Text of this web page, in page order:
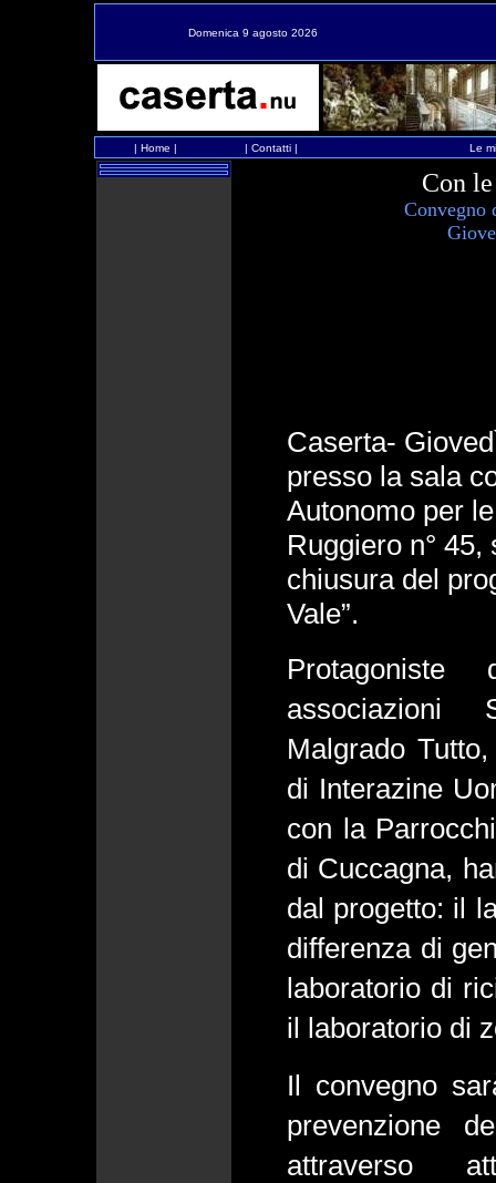
Domenica 9 agosto 2026
| Home | | Contatti| Le
Con
Convegno
Caserta-
presso la sala
Autonomo per
Ruggiero n°
chiusura del
Vale”.
Protagoniste
associazioni
Malgrado
di Interazine
con la
di Cuccagna,
dal progetto: il
differenza di
laboratorio di
il laboratorio di
Il convegno
prevenzione
attraverso